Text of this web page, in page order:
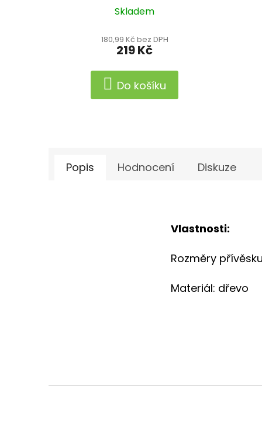
Skladem
180,99 Kč bez DPH
219 Kč
Do košíku
Popis Hodnocení Diskuze
Vlastnosti:
Rozměry
Materiál: dřevo